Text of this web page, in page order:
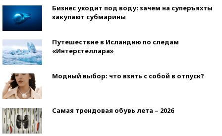
Бизнес уходит под воду: зачем на суперъяхты
закупают субмарины
Путешествие в Исландию по следам
«Интерстеллара»
Модный выбор: что взять с собой в отпуск?
Самая трендовая обувь лета – 2026